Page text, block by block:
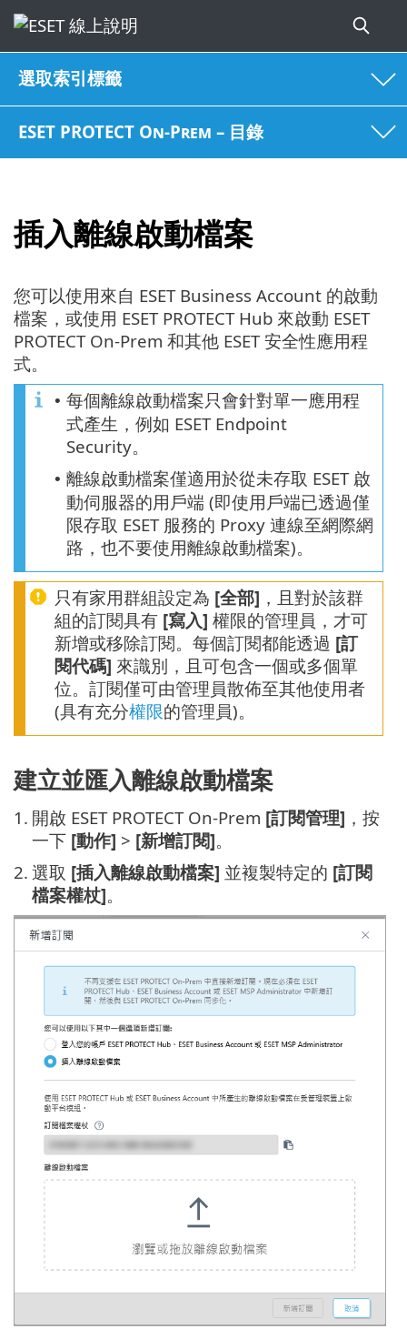
選取索引標籤
ESET PROTECT On-Prem – 目錄
插入離線啟動檔案
您可以使用來自 ESET Business Account 的啟動
檔案，或使用 ESET PROTECT Hub 來啟動 ESET
PROTECT On-Prem 和其他 ESET 安全性應用程
式。
• 每個離線啟動檔案只會針對單一應用程
式產生，例如 ESET Endpoint
Security。
• 離線啟動檔案僅適用於從未存取 ESET 啟
動伺服器的用戶端 (即使用戶端已透過僅
限存取 ESET 服務的 Proxy 連線至網際網
路，也不要使用離線啟動檔案)。
只有家用群組設定為 [全部] ，且對於該群
組的訂閱具有 [寫入] 權限的管理員，才可
新增或移除訂閱。每個訂閱都能透過 [訂
閱代碼] 來識別，且可包含一個或多個單
位。訂閱僅可由管理員散佈至其他使用者
(具有充分權限的管理員)。
建立並匯入離線啟動檔案
1. 開啟 ESET PROTECT On-Prem [訂閱管理] ，按
一下 [動作] > [新增訂閱]。
2. 選取 [插入離線啟動檔案] 並複製特定的 [訂閱
檔案權杖]。